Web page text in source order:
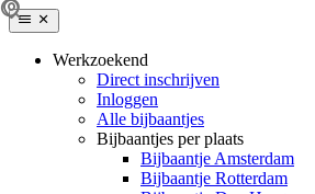
Werkzoekend
Direct inschrijven
Inloggen
Alle bijbaantjes
Bijbaantjes per plaats
Bijbaantje Amsterdam
Bijbaantje Rotterdam